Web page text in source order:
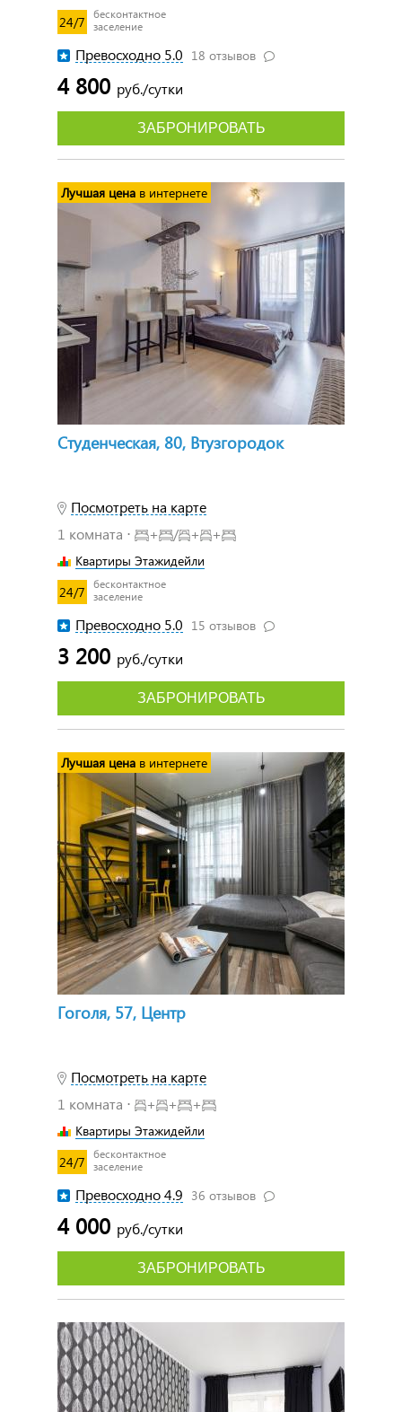
24/7
бесконтактное
заселение
Превосходно 5.0 18 отзывов
4 800 руб./сутки
ЗАБРОНИРОВАТЬ
Студенческая, 80, Втузгородок
Посмотреть на карте
1 комната ⋅
+ / + +
Квартиры Этажидейли
24/7
бесконтактное
заселение
Превосходно 5.0 15 отзывов
3 200 руб./сутки
Лучшая цена в интернете
ЗАБРОНИРОВАТЬ
Гоголя, 57, Центр
Посмотреть на карте
1 комната ⋅
+ + +
Квартиры Этажидейли
24/7
бесконтактное
заселение
Превосходно 4.9 36 отзывов
4 000 руб./сутки
Лучшая цена в интернете
ЗАБРОНИРОВАТЬ